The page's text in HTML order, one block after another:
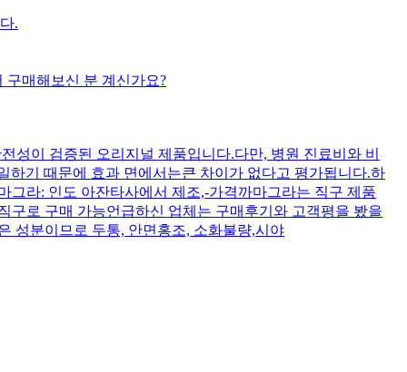
.
구매해보신 분 계신가요?
성이 검증된 오리지널 제품입니다.다만, 병원 진료비와 비
기 때문에 효과 면에서는큰 차이가 없다고 평가됩니다.하
그라: 인도 아잔타사에서 제조,-가격까마그라는 직구 제품
구로 구매 가능언급하신 업체는 구매후기와 고객평을 봤을
성분이므로 두통, 안면홍조, 소화불량,시야